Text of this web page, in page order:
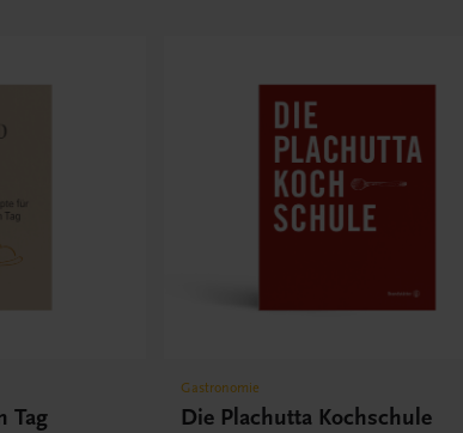
Tag
Gastronomie
Die Plachutta Kochschule